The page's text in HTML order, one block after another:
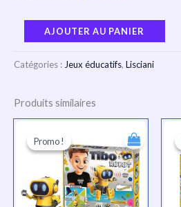
AJOUTER AU PANIER
Catégories :Jeux éducatifs, Lisciani
Produits similaires
Promo !
Promo !
initial
était :
TND
252.000.
prix
actuel
est :
TND
189.000.